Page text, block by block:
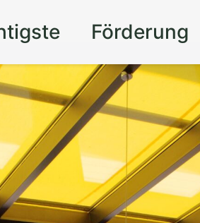
Förderung
im